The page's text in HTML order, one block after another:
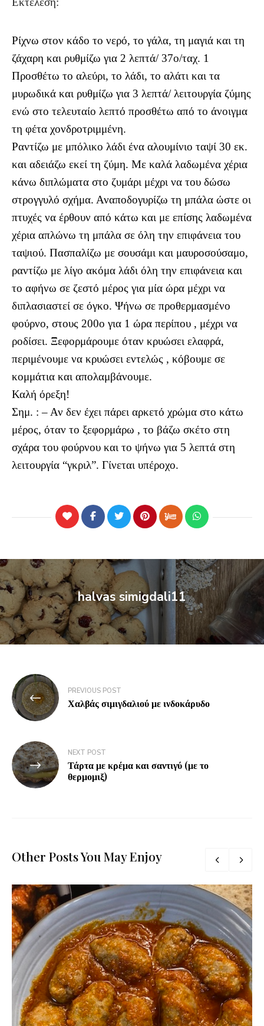
Ρίχνω στον κάδο το νερό, το γάλα, τη μαγιά και τη
ζάχαρη και ρυθμίζω για 2 λεπτά/ 37ο/ταχ. 1
Προσθέτω το αλεύρι, το λάδι, το αλάτι και τα
μυρωδικά και ρυθμίζω για 3 λεπτά/ λειτουργία ζύμης
ενώ στο τελευταίο λεπτό προσθέτω από το άνοιγμα
τη φέτα χονδροτριμμένη.
Ραντίζω με μπόλικο λάδι ένα αλουμίνιο ταψί 30 εκ.
και αδειάζω εκεί τη ζύμη. Με καλά λαδωμένα χέρια
κάνω διπλώματα στο ζυμάρι μέχρι να του δώσω
στρογγυλό σχήμα. Αναποδογυρίζω τη μπάλα ώστε οι
πτυχές να έρθουν από κάτω και με επίσης λαδωμένα
χέρια απλώνω τη μπάλα σε όλη την επιφάνεια του
ταψιού. Πασπαλίζω με σουσάμι και μαυροσούσαμο,
ραντίζω με λίγο ακόμα λάδι όλη την επιφάνεια και
το αφήνω σε ζεστό μέρος για μία ώρα μέχρι να
διπλασιαστεί σε όγκο. Ψήνω σε προθερμασμένο
φούρνο, στους 200ο για 1 ώρα περίπου , μέχρι να
ροδίσει. Ξεφορμάρουμε όταν κρυώσει ελαφρά,
περιμένουμε να κρυώσει εντελώς , κόβουμε σε
κομμάτια και απολαμβάνουμε.
Καλή όρεξη!
Σημ. : – Αν δεν έχει πάρει αρκετό χρώμα στο κάτω
μέρος, όταν το ξεφορμάρω , το βάζω σκέτο στη
σχάρα του φούρνου και το ψήνω για 5 λεπτά στη
λειτουργία “γκριλ”. Γίνεται υπέροχο.
halvas simigdali11
PREVIOUS POST
Χαλβάς σιμιγδαλιού με ινδοκάρυδο
NEXT POST
Τάρτα με κρέμα και σαντιγύ (με το
θερμομιξ)
Other Posts You May Enjoy